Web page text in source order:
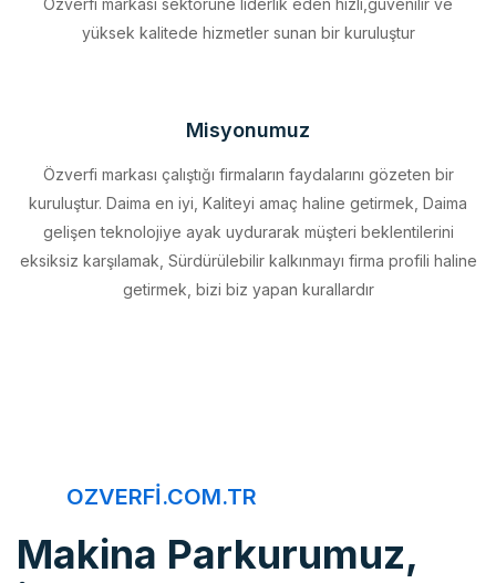
Özverfi markası çalıştığı firmaların faydalarını gözeten bir
gelişen teknolojiye ayak uydurarak müşteri beklentilerini
eksiksiz karşılamak, Sürdürülebilir kalkınmayı firma profili haline
getirmek, bizi biz yapan kurallardır
Makina Parkurumuz,
İmalatlarımız ve